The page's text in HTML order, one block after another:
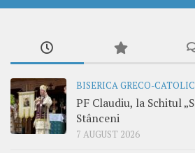
BISERICA GRECO-
PF Claudiu, la Schitul
Stânceni
7 AUGUST 2026